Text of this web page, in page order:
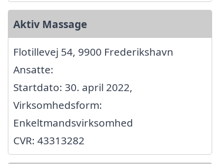
Aktiv Massage
Flotillevej 54, 9900 Frederikshavn
Ansatte:
Startdato: 30. april 2022,
Virksomhedsform:
Enkeltmandsvirksomhed
CVR: 43313282